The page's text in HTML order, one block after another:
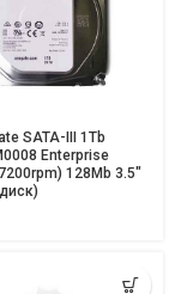
SATA-III 1Tb
Enterprise
128Mb 3.5″